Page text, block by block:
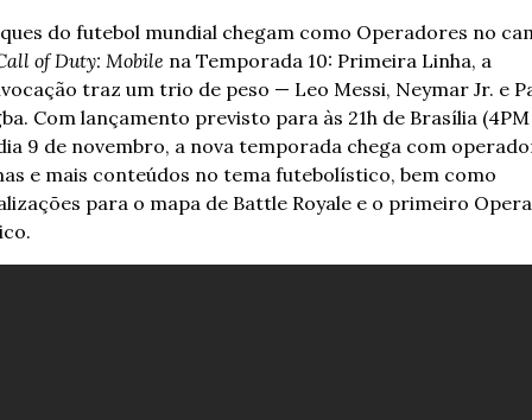
do futebol mundial chegam como Operadores no
of Duty: Mobile na Temporada 10: Primeira Linha, a
traz um trio de peso — Leo Messi, Neymar Jr. e
Com lançamento previsto para às 21h de Brasília (4PM
9 de novembro, a nova temporada chega com
e mais conteúdos no tema futebolístico, bem como
para o mapa de Battle Royale e o primeiro